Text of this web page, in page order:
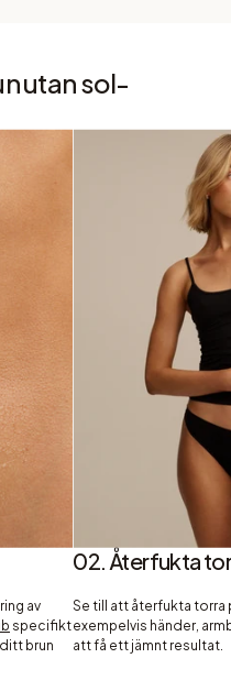
utan sol-
av
specifikt
brun
02. Återfukta
Se till att återfukta torra
exempelvis händer,
att få ett jämnt resultat.